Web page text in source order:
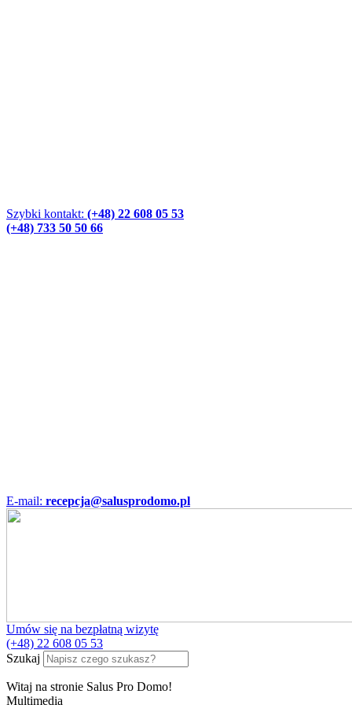
Szybki kontakt: (+48) 22 608 05 53
(+48) 733 50 50 66
E-mail: recepcja@salusprodomo.pl
Umów się na bezpłatną wizytę
(+48) 22 608 05 53
Szukaj
Witaj na stronie Salus Pro Domo!
Multimedia